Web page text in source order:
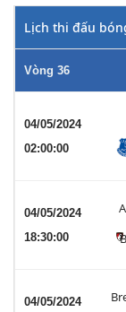
Lịch thi đấu
Vòng 36
04/05/2024
02:00:00
04/05/2024
18:30:00
04/05/2024